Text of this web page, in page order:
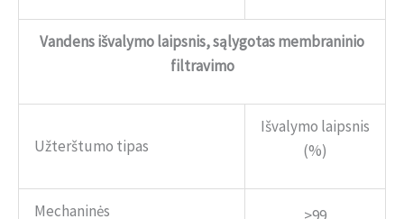
Vandens išvalymo laipsnis, sąlygotas membraninio
filtravimo
Užterštumo tipas
Išvalymo laipsnis
(%)
Mechaninės